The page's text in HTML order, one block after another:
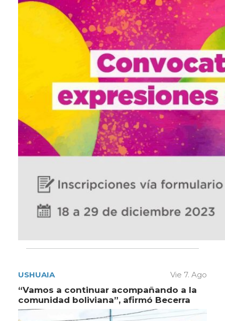
USHUAIA Vie 7. Ago
“Vamos a continuar acompañando a la
comunidad boliviana”, afirmó Becerra